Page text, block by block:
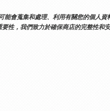
會蒐集和處理、利用有關您的個人
性，我們致力於確保商店的完整性和安